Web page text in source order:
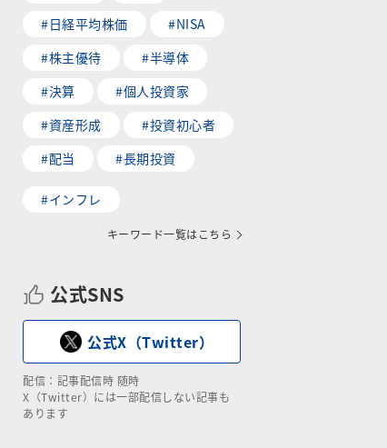
#日経平均株価
#NISA
#株主優待
#半導体
#決算
#個人投資家
#資産形成
#投資初心者
#配当
#長期投資
#インフレ
キーワード一覧はこちら
公式SNS
公式X（Twitter）
配信：記事配信時 随時
X（Twitter）には一部配信しない記事も
あります